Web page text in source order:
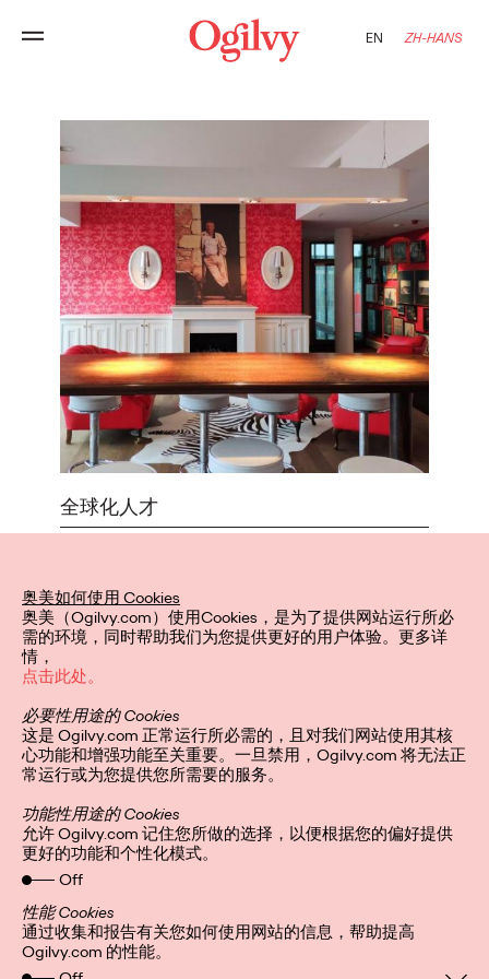
EN ZH-HANS
全球化人才
践此价值观，并将其融入每天的生活中。奥美未曾
止步于自满，致力于让精湛技艺永存，同时怀有无
尽好奇心 — 为此，我们必须为员工提供一切可能的
成长机会。其中包括在新的地方迎接新的挑战。全
球人才流动计划就是我们兑现以人为本承诺的一部
分。我们明白，许多人加入奥美是为了获得职业发
展与成长的机会。
一路走来，员工可能希望通过接触新的技能，提高
自身现有的能力或开拓新领域。我们相信，无论身
在何处，我们的员工都应有机会挑战自己。因此，
我们满怀期待与自豪，向员工提供了全球人才流动
计划。
隐私政策
奥美如何使用 Cookies
奥美（Ogilvy.com）使用Cookies，是为了提供网站运行所必
需的环境，同时帮助我们为您提供更好的用户体验。更多详
情，
点击此处。
必要性用途的 Cookies
这是 Ogilvy.com 正常运行所必需的，且对我们网站使用其核
心功能和增强功能至关重要。一旦禁用，Ogilvy.com 将无法正
常运行或为您提供您所需要的服务。
功能性用途的 Cookies
允许 Ogilvy.com 记住您所做的选择，以便根据您的偏好提供
更好的功能和个性化模式。
Off
性能 Cookies
通过收集和报告有关您如何使用网站的信息，帮助提高
Ogilvy.com 的性能。